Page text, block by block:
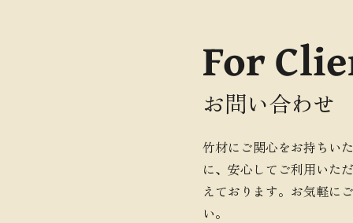
For
お問い合わせ
竹材にご関心をお持ちい
に、安心してご利用いた
えております。お気軽に
い。